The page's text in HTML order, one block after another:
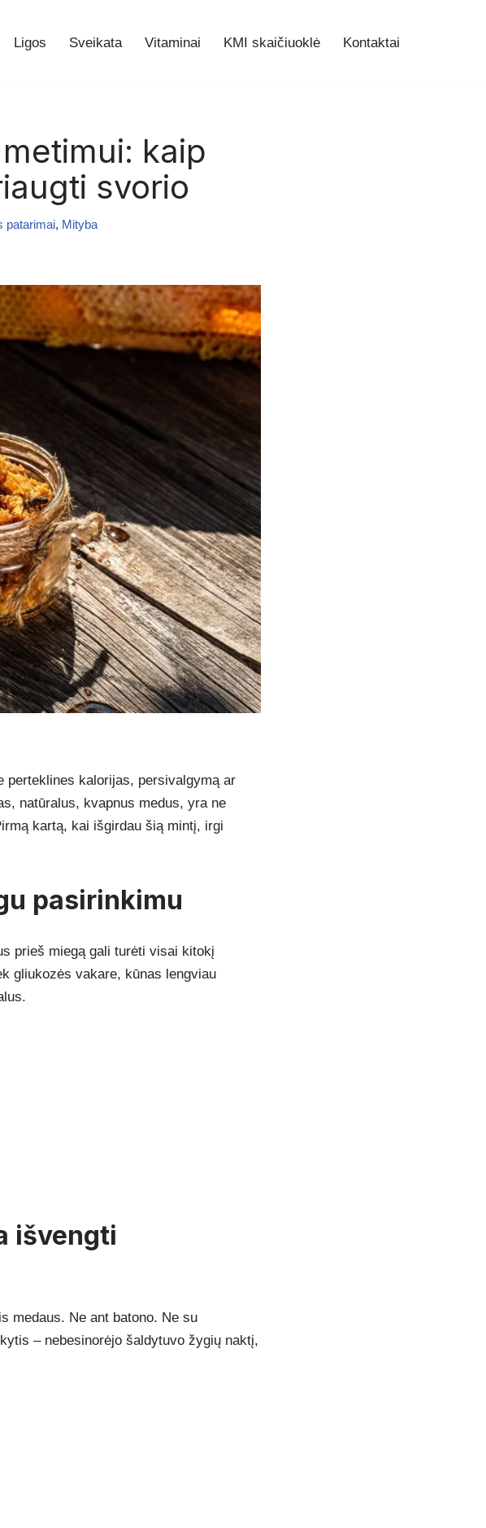
Ligos Sveikata Vitaminai KMI skaičiuoklė Kontaktai
kaip
svorio
patarimai, Mityba
perteklines kalorijas, persivalgymą ar
natūralus, kvapnus medus, yra ne
kartą, kai išgirdau šią mintį, irgi
pasirinkimu
prieš miegą gali turėti visai kitokį
gliukozės vakare, kūnas lengviau
išvengti
medaus. Ne ant batono. Ne su
– nebesinorėjo šaldytuvo žygių naktį,